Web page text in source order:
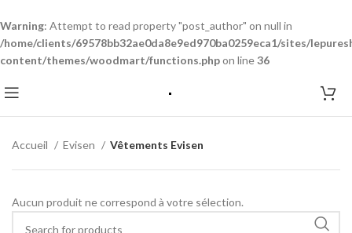
Warning: Attempt to read property "post_author" on null in
/home/clients/69578bb32ae0da8e9ed970ba0259eca1/sites/
content/themes/woodmart/functions.phpon line36
Accueil Evisen Vêtements Evisen
Aucun produit ne correspond à votre sélection.